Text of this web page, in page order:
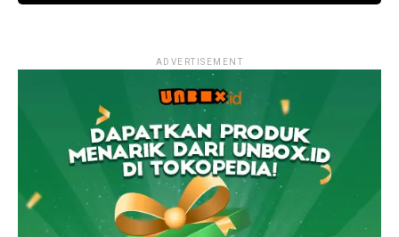
ADVERTISEMENT